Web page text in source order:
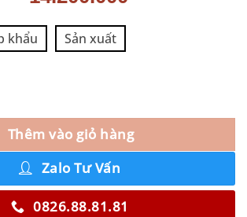
khẩu Sản xuất
Thêm vào giỏ hàng
Zalo Tư Vấn
0826.88.81.81